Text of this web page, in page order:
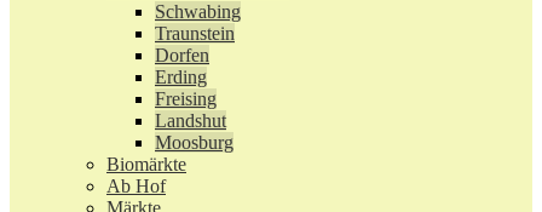
Schwabing
Traunstein
Dorfen
Erding
Freising
Landshut
Moosburg
Biomärkte
Ab Hof
Märkte